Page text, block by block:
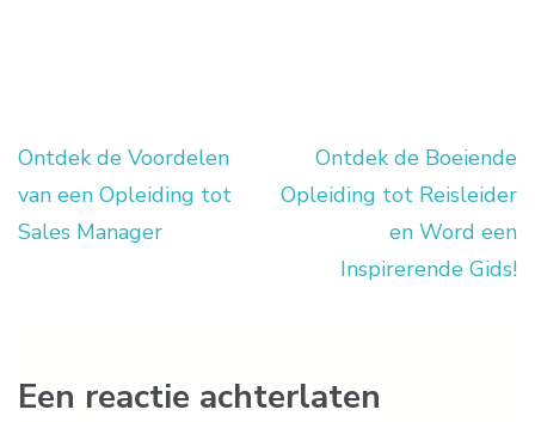
Berichtnavigatie
Ontdek de Voordelen
van een Opleiding tot
Sales Manager
Ontdek de Boeiende
Opleiding tot Reisleider
en Word een
Inspirerende Gids!
Een reactie achterlaten